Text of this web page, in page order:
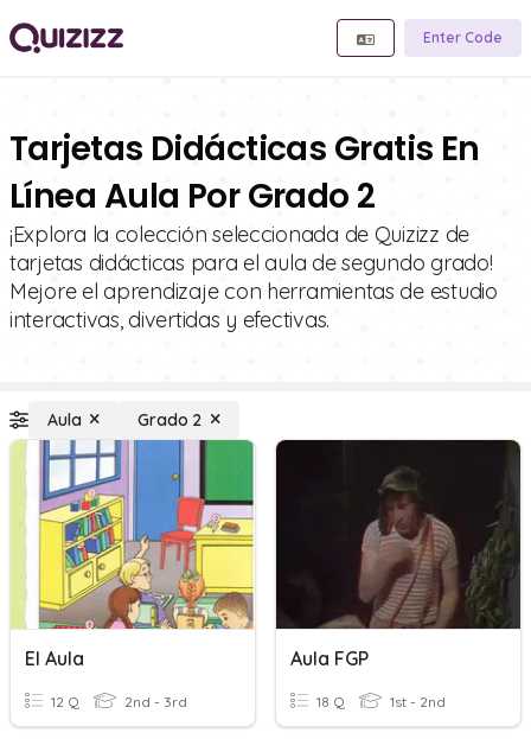
Enter Code
Tarjetas Didácticas Gratis En
Línea Aula Por Grado 2
¡Explora la colección seleccionada de Quizizz de
tarjetas didácticas para el aula de segundo grado!
Mejore el aprendizaje con herramientas de estudio
interactivas, divertidas y efectivas.
Aula Grado 2
El Aula
12 Q 2nd - 3rd
Aula FGP
18 Q 1st - 2nd